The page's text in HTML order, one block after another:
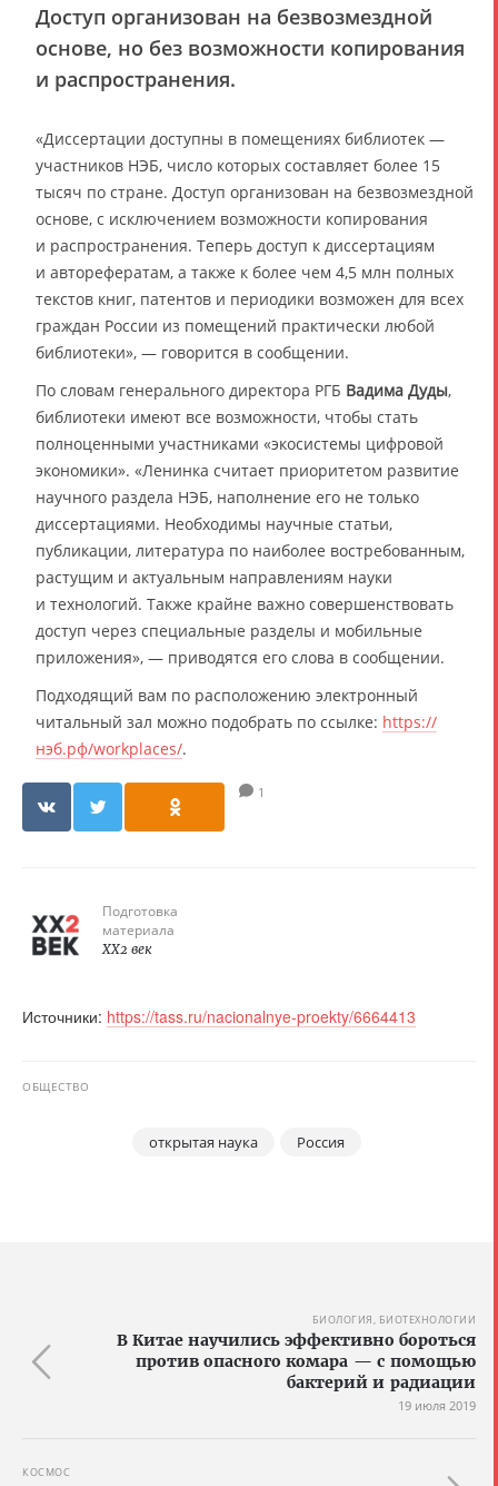
Доступ организован на безвозмездной
основе, но без возможности копирования
и распространения.
«Диссертации доступны в помещениях библиотек —
участников НЭБ, число которых составляет более 15
тысяч по стране. Доступ организован на безвозмездной
основе, с исключением возможности копирования
и распространения. Теперь доступ к диссертациям
и авторефератам, а также к более чем 4,5 млн полных
текстов книг, патентов и периодики возможен для всех
граждан России из помещений практически любой
библиотеки», — говорится в сообщении.
По словам генерального директора РГБ Вадима Дуды,
библиотеки имеют все возможности, чтобы стать
полноценными участниками «экосистемы цифровой
экономики». «Ленинка считает приоритетом развитие
научного раздела НЭБ, наполнение его не только
диссертациями. Необходимы научные статьи,
публикации, литература по наиболее востребованным,
растущим и актуальным направлениям науки
и технологий. Также крайне важно совершенствовать
доступ через специальные разделы и мобильные
приложения», — приводятся его слова в сообщении.
Подходящий вам по расположению электронный
читальный зал можно подобрать по ссылке: https://
нэб.рф/workplaces/.
1
Подготовка
материала
XX2 век
Источники: https://tass.ru/nacionalnye-proekty/6664413
ОБЩЕСТВО
открытая наука Россия
БИОЛОГИЯ, БИОТЕХНОЛОГИИ
В Китае научились эффективно бороться
против опасного комара — с помощью
бактерий и радиации
19 июля 2019
КОСМОС